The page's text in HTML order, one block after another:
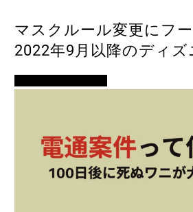
マスクルール変更にフー
2022年9月以降のディズ